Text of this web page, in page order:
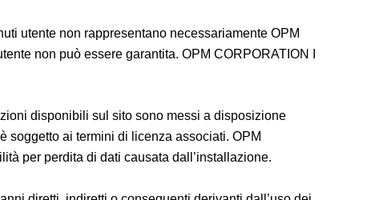
utente non rappresentano necessariamente OPM
non può essere garantita. OPM CORPORATION I
disponibili sul sito sono messi a disposizione
soggetto ai termini di licenza associati. OPM
per perdita di dati causata dall’installazione.